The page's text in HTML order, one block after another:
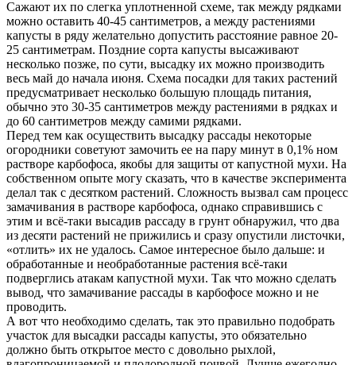
Сажают их по слегка уплотненной схеме, так между рядками
можно оставить 40-45 сантиметров, а между растениями
капусты в ряду желательно допустить расстояние равное 20-
25 сантиметрам. Поздние сорта капусты высаживают
несколько позже, по сути, высадку их можно производить
весь май до начала июня. Схема посадки для таких растений
предусматривает несколько большую площадь питания,
обычно это 30-35 сантиметров между растениями в рядках и
до 60 сантиметров между самими рядками.
Перед тем как осуществить высадку рассады некоторые
огородники советуют замочить ее на пару минут в 0,1% ном
растворе карбофоса, якобы для защиты от капустной мухи. На
собственном опыте могу сказать, что в качестве эксперимента
делал так с десятком растений. Сложность вызвал сам процесс
замачивания в растворе карбофоса, однако справившись с
этим и всё-таки высадив рассаду в грунт обнаружил, что два
из десяти растений не прижились и сразу опустили листочки,
«отлить» их не удалось. Самое интересное было дальше: и
обработанные и необработанные растения всё-таки
подверглись атакам капустной мухи. Так что можно сделать
вывод, что замачивание рассады в карбофосе можно и не
проводить.
А вот что необходимо сделать, так это правильно подобрать
участок для высадки рассады капусты, это обязательно
должно быть открытое место с довольно рыхлой,